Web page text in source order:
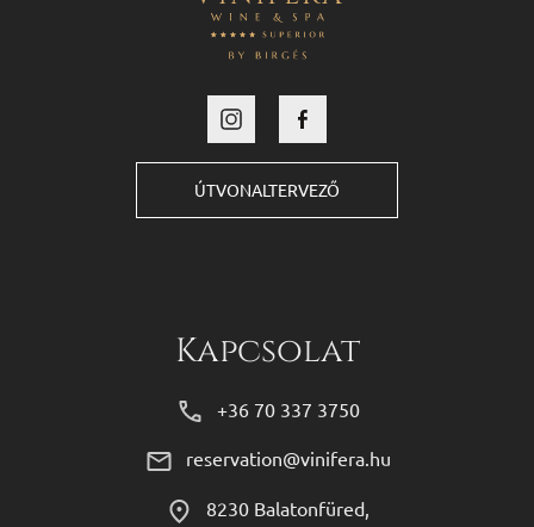
ÚTVONALTERVEZŐ
Kapcsolat
+36 70 337 3750
reservation@vinifera.hu
8230 Balatonfüred,